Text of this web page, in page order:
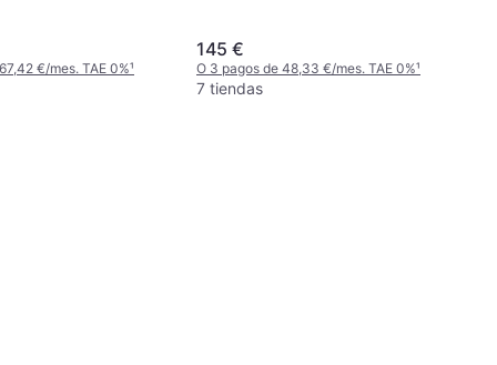
€/mes. TAE 0%¹
145 €
O 3 pagos de 48,33 €/mes. TAE 0%¹
7 tiendas